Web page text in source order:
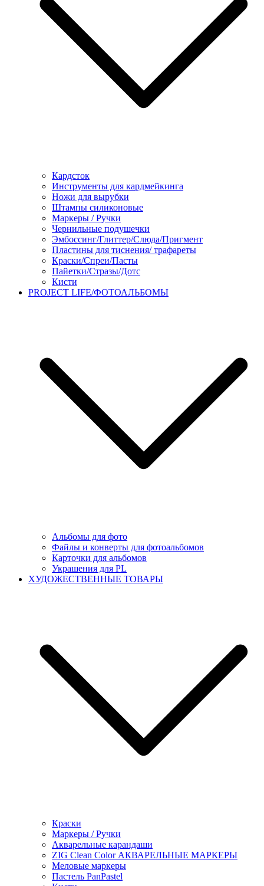
Кардсток
Инструменты для кардмейкинга
Ножи для вырубки
Штампы силиконовые
Маркеры / Ручки
Чернильные подушечки
Эмбоссинг/Глиттер/Слюда/Пригмент
Пластины для тиснения/ трафареты
Краски/Спреи/Пасты
Пайетки/Стразы/Дотс
Кисти
PROJECT LIFE/ФОТОАЛЬБОМЫ
Альбомы для фото
Файлы и конверты для фотоальбомов
Карточки для альбомов
Украшения для PL
ХУДОЖЕСТВЕННЫЕ ТОВАРЫ
Краски
Маркеры / Ручки
Акварельные карандаши
ZIG Clean Color АКВАРЕЛЬНЫЕ МАРКЕРЫ
Меловые маркеры
Пастель PanPastel